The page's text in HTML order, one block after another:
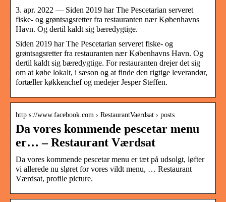
3. apr. 2022 — Siden 2019 har The Pescetarian serveret
fiske- og grøntsagsretter fra restauranten nær Københavns
Havn. Og dertil kaldt sig bæredygtige.
Siden 2019 har The Pescetarian serveret fiske- og
grøntsagsretter fra restauranten nær Københavns Havn. Og
dertil kaldt sig bæredygtige. For restauranten drejer det sig
om at købe lokalt, i sæson og at finde den rigtige leverandør,
fortæller køkkenchef og medejer Jesper Steffen.
http s://www.facebook.com › RestaurantVaerdsat › posts
Da vores kommende pescetar menu
er… – Restaurant Værdsat
Da vores kommende pescetar menu er tæt på udsolgt, løfter
vi allerede nu sløret for vores vildt menu, … Restaurant
Værdsat, profile picture.